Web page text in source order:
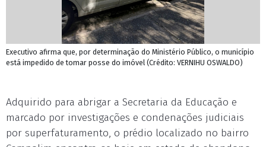
Executivo afirma que, por determinação do Ministério Público, o município
está impedido de tomar posse do imóvel (Crédito: VERNIHU OSWALDO)
Adquirido para abrigar a Secretaria da Educação e
marcado por investigações e condenações judiciais
por superfaturamento, o prédio localizado no bairro